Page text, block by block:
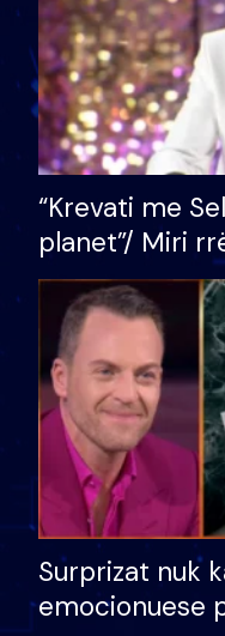
“Krevati me
planet”/ Miri
bukura në
mungojë zilja
Surprizat nuk
emocionuese